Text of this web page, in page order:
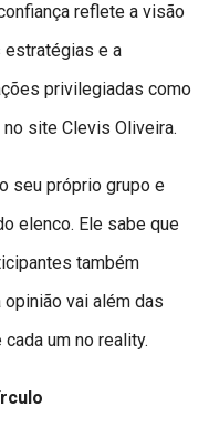
reflete a visão
estratégias e a
privilegiadas como
site Clevis Oliveira.
seu próprio grupo e
elenco. Ele sabe que
também
vai além das
um no reality.